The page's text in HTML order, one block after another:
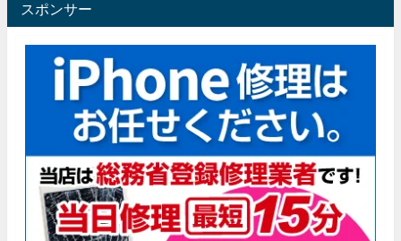
スポンサー